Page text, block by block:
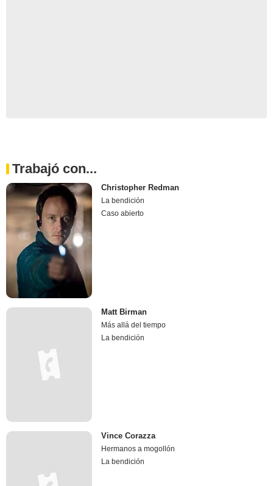
Trabajó con...
Christopher Redman
La bendición
Caso abierto
Matt Birman
Más allá del tiempo
La bendición
Vince Corazza
Hermanos a mogollón
La bendición